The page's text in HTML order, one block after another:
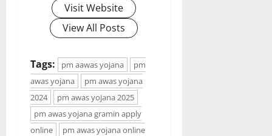
Visit Website
View All Posts
Tags: pm aawas yojana
pm
awas yojana
pm awas yojana
2024
pm awas yojana 2025
pm awas yojana gramin apply
online
pm awas yojana online